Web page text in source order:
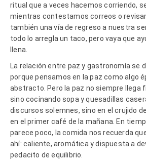
ritual que a veces hacemos corriendo,
mientras contestamos correos o
también una vía de regreso a nuestra
todo lo arregla un taco, pero vaya que
llena.
La relación entre paz y gastronomía se
porque pensamos en la paz como algo
abstracto. Pero la paz no siempre llega
sino cocinando sopa y quesadillas
discursos solemnes, sino en el crujido
en el primer café de la mañana. En
parece poco, la comida nos recuerda
ahí: caliente, aromática y dispuesta a
pedacito de equilibrio.